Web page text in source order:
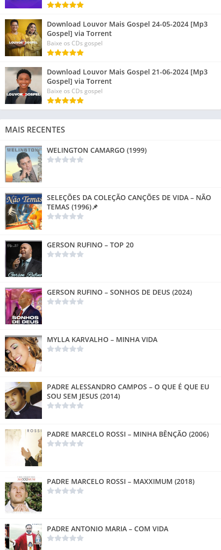
Download Louvor Mais Gospel 24-05-2024 [Mp3
Gospel] via Torrent
Baixe os CDs gospel
Download Louvor Mais Gospel 21-06-2024 [Mp3
Gospel] via Torrent
Baixe os CDs gospel
MAIS RECENTES
WELINGTON CAMARGO (1999)
SELEÇÕES DA COLEÇÃO CANÇÕES DE VIDA – NÃO
TEMAS (1996)📌
GERSON RUFINO – TOP 20
GERSON RUFINO – SONHOS DE DEUS (2024)
MYLLA KARVALHO – MINHA VIDA
PADRE ALESSANDRO CAMPOS – O QUE É QUE EU
SOU SEM JESUS (2014)
PADRE MARCELO ROSSI – MINHA BÊNÇÃO (2006)
PADRE MARCELO ROSSI – MAXXIMUM (2018)
PADRE ANTONIO MARIA – COM VIDA